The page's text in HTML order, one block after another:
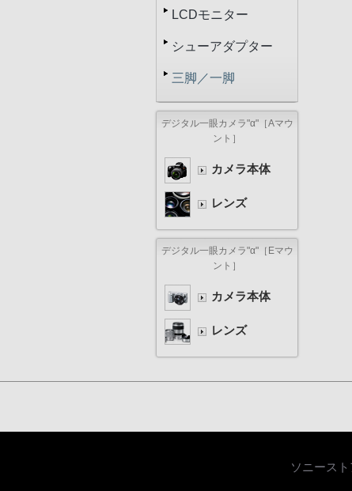
LCDモニター
シューアダプター
三脚／一脚
デジタル一眼カメラ"α"［Aマウ
ント］
カメラ本体
レンズ
デジタル一眼カメラ"α"［Eマウ
ント］
カメラ本体
レンズ
ソニース